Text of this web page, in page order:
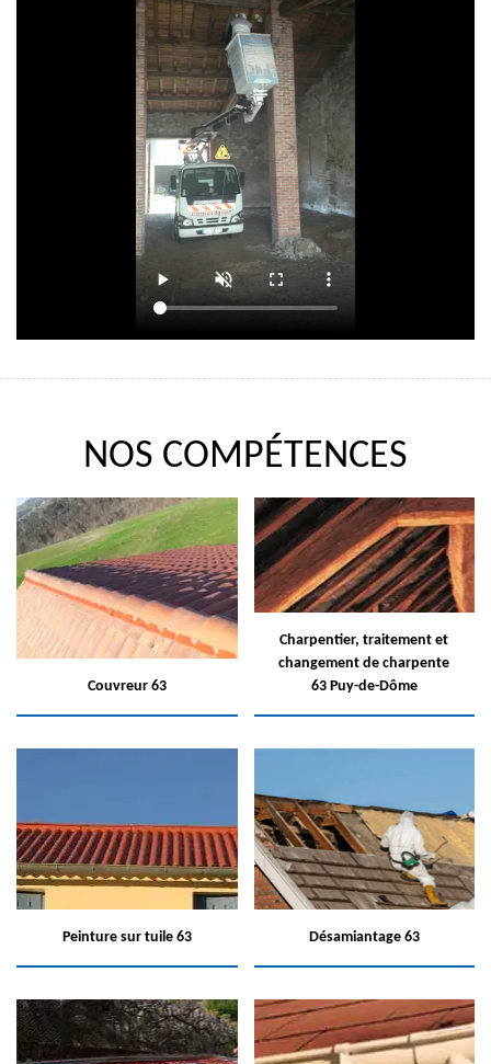
NOS COMPÉTENCES
Couvreur 63
Charpentier, traitement et
changement de charpente
63 Puy-de-Dôme
Peinture sur tuile 63 Désamiantage 63